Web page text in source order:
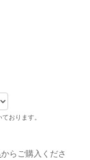
おります。
からご購入くださ